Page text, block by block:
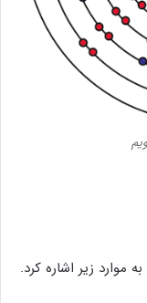
موارد زیر اشاره کرد.